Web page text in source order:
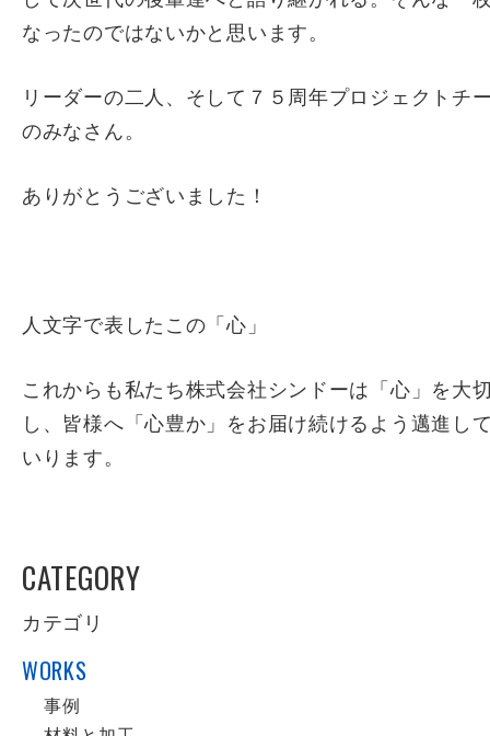
なったのではないかと思います。
リーダーの二人、そして７５周年プロジェクトチ
のみなさん。
ありがとうございました！
人文字で表したこの「心」
これからも私たち株式会社シンドーは「心」を大
し、皆様へ「心豊か」をお届け続けるよう邁進し
いります。
CATEGORY
カテゴリ
WORKS
事例